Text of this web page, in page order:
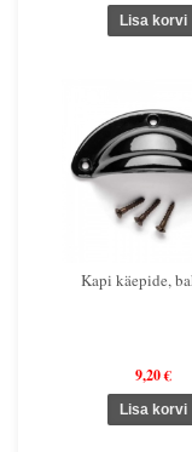
Kapi käepide,
9,20 €